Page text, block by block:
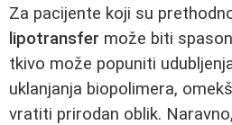
Za pacijente koji su
lipotransfer može biti
tkivo može popuniti
uklanjanja biopolimera,
vratiti prirodan oblik.